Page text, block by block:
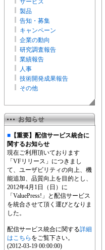
サービス
製品
告知・募集
キャンペーン
企業の動向
研究調査報告
業績報告
人事
技術開発成果報告
その他
■ 【重要】配信サービス統合に
関するお知らせ
現在ご利用頂いております
「VFリリース」につきまし
て、ユーザビリティの向上、機
能追加、品質向上を目的とし、
2012年4月1日（日）に
「ValuePress!」と配信サービス
を統合させて頂く運びとなりま
した。
配信サービス統合に関する詳細
はこちら をご覧下さい。
(2012-03-19 00:00:00)